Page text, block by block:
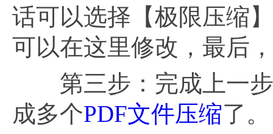
话可以选择【极限压缩
可以在这里修改，最后
第三步：完成上一步
成多个PDF文件压缩了。